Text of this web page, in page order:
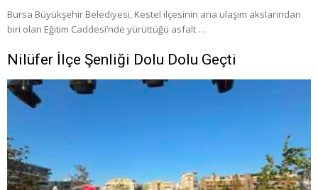
Bursa Büyükşehir Belediyesi, Kestel ilçesinin ana ulaşım akslarından
biri olan Eğitim Caddesi’nde yürüttüğü asfalt …
Nilüfer İlçe Şenliği Dolu Dolu Geçti